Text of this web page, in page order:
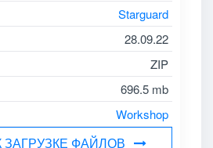
Starguard
28.09.22
ZIP
696.5 mb
Workshop
ЗАГРУЗКЕ ФАЙЛОВ